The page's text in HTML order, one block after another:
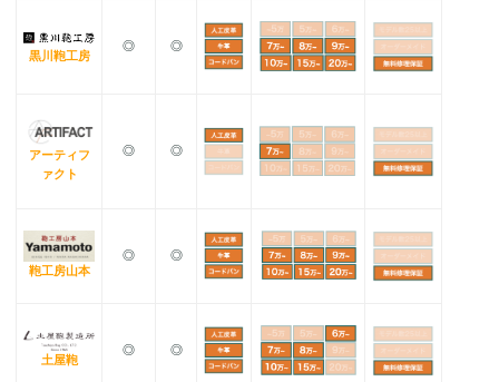
黒川鞄工房
◎ ◎
アーティフ
ァクト
◎ ◎
鞄工房山本
◎ ◎
土屋鞄
◎ ◎